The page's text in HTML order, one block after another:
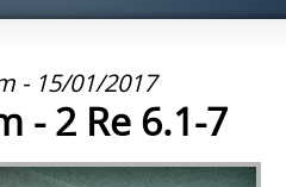
- 15/01/2017
- 2 Re 6.1-7